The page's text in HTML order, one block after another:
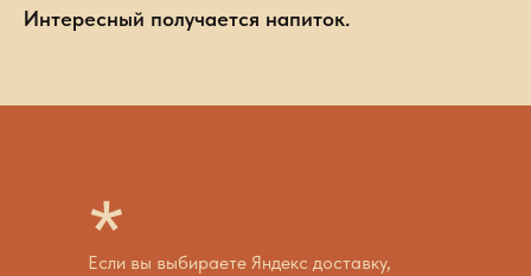
Интересный получается напиток.
Если вы выбираете Яндекс доставку,
*